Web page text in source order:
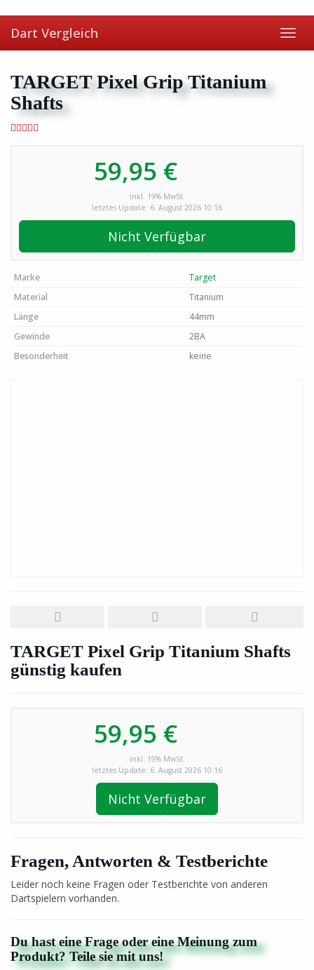
to
main
content
Dart Vergleich
TARGET Pixel Grip Titanium
Shafts
59,95 €
inkl. 19% MwSt.
letztes Update: 6. August 2026 10:16
Nicht Verfügbar
Marke
Target
Material
Titanium
Länge
44mm
Gewinde
2BA
Besonderheit
keine
TARGET Pixel Grip Titanium Shafts
günstig kaufen
59,95 €
inkl. 19% MwSt.
letztes Update: 6. August 2026 10:16
Nicht Verfügbar
Fragen, Antworten & Testberichte
Leider noch keine Fragen oder Testberichte von anderen
Dartspielern vorhanden.
Du hast eine Frage oder eine Meinung zum
Produkt? Teile sie mit uns!